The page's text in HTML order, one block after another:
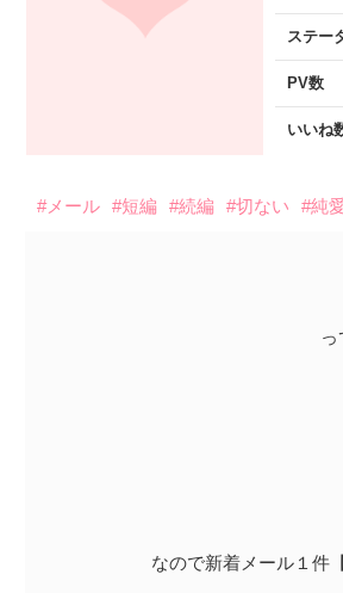
ステー
PV数
いいね
#メール #短編 #続編 #切ない #純
なので新着メール１件